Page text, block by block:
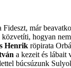
Fideszt, már
közvetíti, hogyan
Henrik röpirata
a kezeit és lábait
búcsúzunk